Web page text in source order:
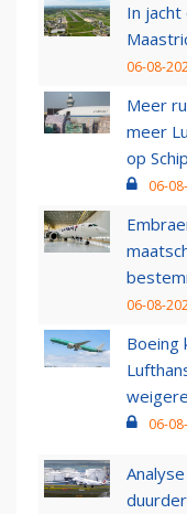
In
06-08-
Meer
meer
op
06-
06-08-
Boeing
06-